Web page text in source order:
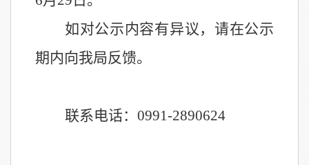
如对公示内容有异议，请在公示
期内向我局反馈。
联系电话： 0991-2890624